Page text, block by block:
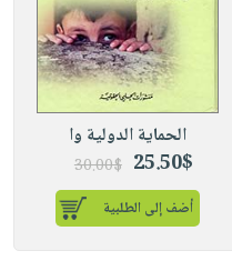
الحماية الدولية وا
25.50$
30.00$
أضف إلى الطلبية